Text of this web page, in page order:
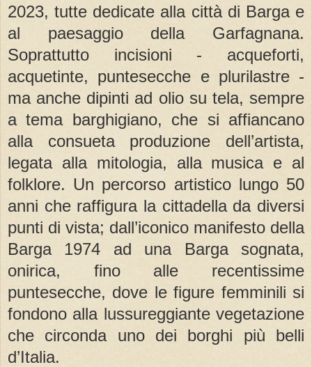
2023, tutte dedicate alla città di Barga e
al paesaggio della Garfagnana.
Soprattutto incisioni - acqueforti,
acquetinte, puntesecche e plurilastre -
ma anche dipinti ad olio su tela, sempre
a tema barghigiano, che si affiancano
alla consueta produzione dell’artista,
legata alla mitologia, alla musica e al
folklore. Un percorso artistico lungo 50
anni che raffigura la cittadella da diversi
punti di vista; dall’iconico manifesto della
Barga 1974 ad una Barga sognata,
onirica, fino alle recentissime
puntesecche, dove le figure femminili si
fondono alla lussureggiante vegetazione
che circonda uno dei borghi più belli
d’Italia.